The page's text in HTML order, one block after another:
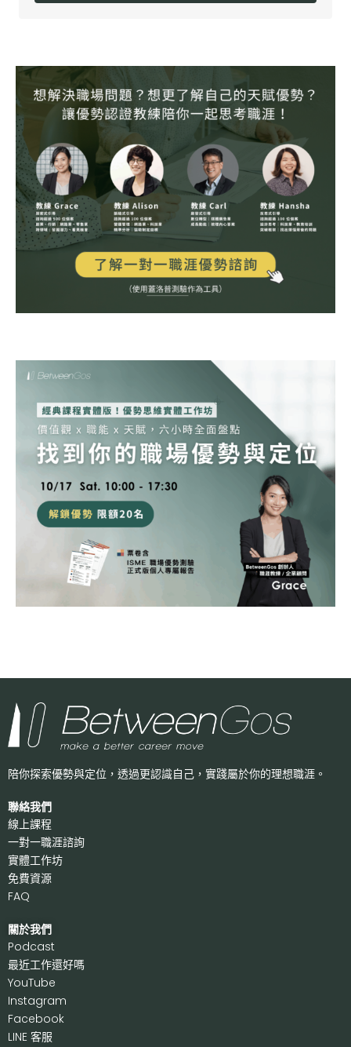
陪你探索優勢與定位，透過更認識自己， 實踐屬於你的理想職涯。
聯絡我們
線上課程
一對一職涯諮詢
實體工作坊
免費資源
FAQ
關於我們
Podcast
最近工作還好嗎
YouTube
Instagram
Facebook
LINE 客服